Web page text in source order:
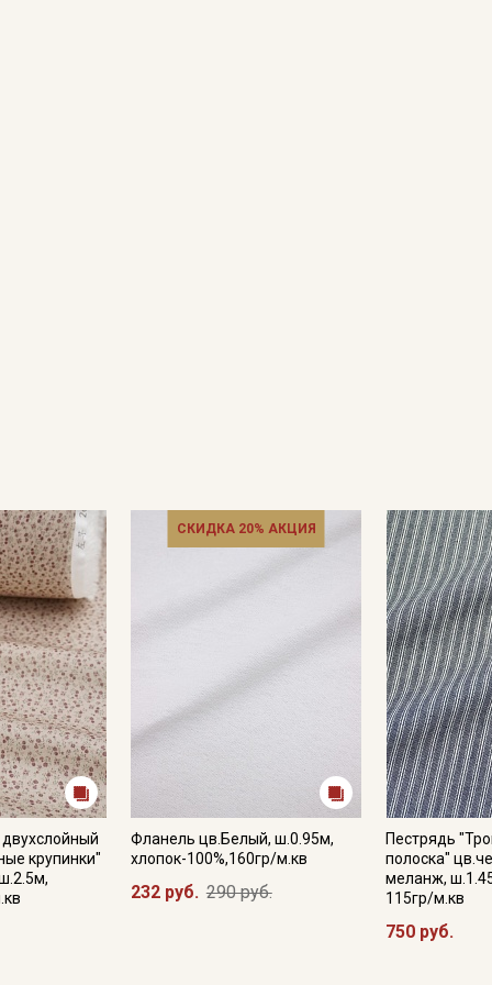
крупинки"
СКИДКА 20% АКЦИЯ
Фланель цв.Белый, ш.0.95м,
хлопок-100%,160гр/м.кв
232 руб. 290 руб.
Пестрядь
полоска"
меланж,
115гр/м.кв
750 руб.